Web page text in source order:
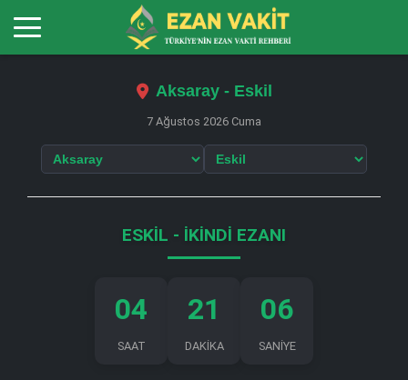
Aksaray - Eskil
7 Ağustos 2026 Cuma
ESKIL - İKINDI EZANI
04
SAAT
21
DAKİKA
05
SANİYE